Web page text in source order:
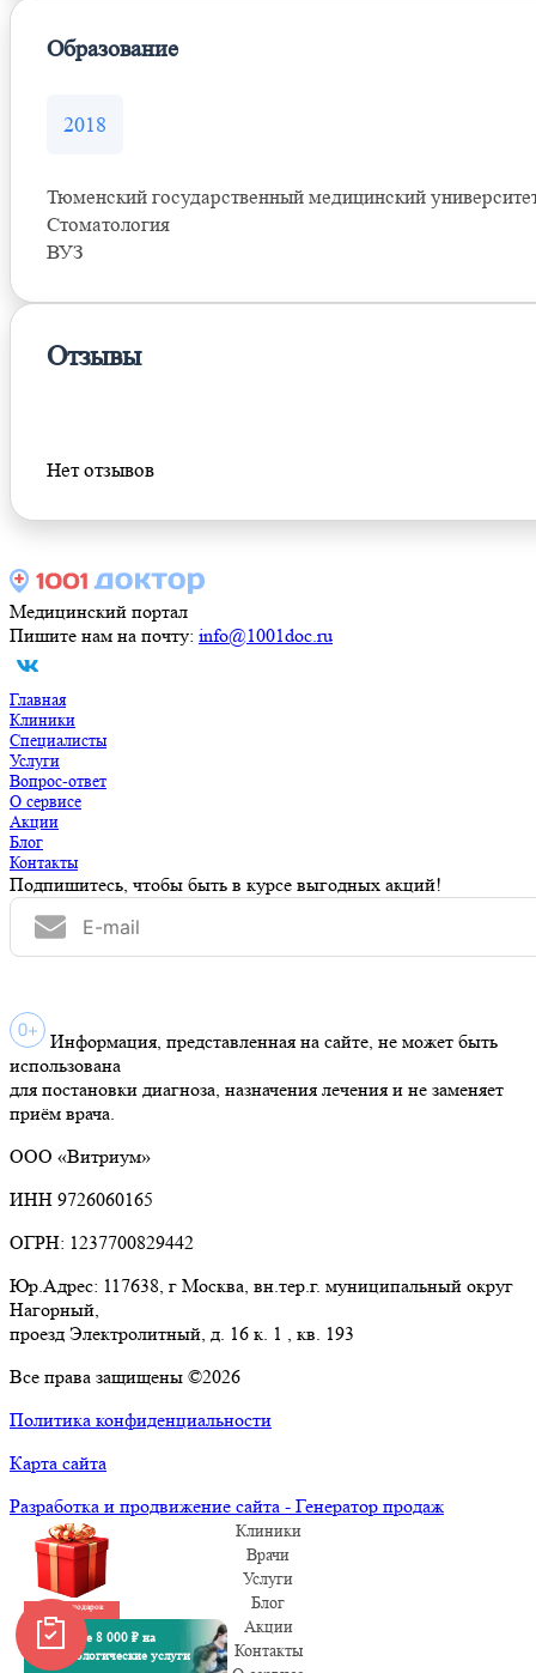
Образование
2018
Тюменский государственный медицинский
Стоматология
ВУЗ
Отзывы
Нет отзывов
Медицинский портал
Пишите нам на почту: info@1001doc.ru
Главная
Клиники
Специалисты
Услуги
Вопрос-ответ
О сервисе
Акции
Блог
Контакты
Подпишитесь, чтобы быть в курсе выгодных акций!
Информация, представленная на сайте, не может быть
использована
для постановки диагноза, назначения лечения и не заменяет
приём врача.
ООО «Витриум»
ИНН 9726060165
ОГРН: 1237700829442
Юр.Адрес: 117638, г Москва, вн.тер.г. муниципальный округ
Нагорный,
проезд Электролитный, д. 16 к. 1 , кв. 193
Все права защищены ©2026
Политика конфиденциальности
Карта сайта
Разработка и продвижение сайта - Генератор продаж
Клиники
Врачи
Услуги
Блог
Акции
Контакты
Забрать подарок
Получите 8 000 ₽ на
стоматологические услуги